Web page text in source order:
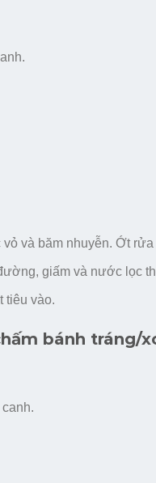
và băm nhuyễn. Ớt
giấm và nước lọc
tiêu vào.
bánh tráng/